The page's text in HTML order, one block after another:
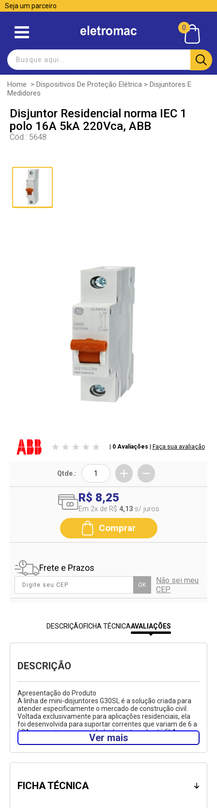
Seja um parceiro
0
Home > Dispositivos De Proteção Elétrica > Disjuntores E
Medidores
Disjuntor Residencial norma IEC 1
polo 16A 5kA 220Vca, ABB
Cód.: 5648
| 0 Avaliações Faça sua avaliação
Qtde.:
R$ 8,25
Em 2x de R$ 4,13 s/ juros
Comprar
Frete e Prazos
OK
Não sei meu
CEP
DESCRIÇÃOFICHA TÉCNICAAVALIAÇÕES
DESCRIÇÃO
Apresentação do Produto
A linha de mini-disjuntores G30SL é a solução criada para
atender especificamente o mercado de construção civil.
Voltada exclusivamente para aplicações residenciais, ela
foi desenvolvida para suportar correntes que variam de 6 a
63A e possui uma capacidade de ruptura de até 5kA,
estando em conformidade com a norma NBR 60898 além
de possuir certificação INMETRO.
Especificações Técnicas
Corrente Nominal: 16A
Ver mais
FICHA TÉCNICA